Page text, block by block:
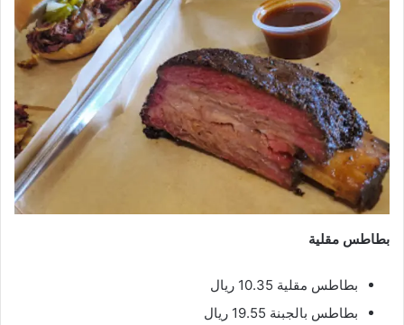
بطاطس مقلية
بطاطس مقلية 10.35 ريال
بطاطس بالجبنة 19.55 ريال